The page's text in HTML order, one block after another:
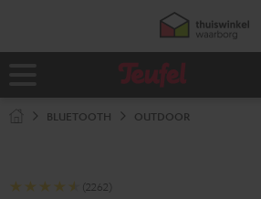
50% verzendkosten besparen met
D:19H :46 M:26
Home
BLUETOOTH OUTDOOR
(2262)